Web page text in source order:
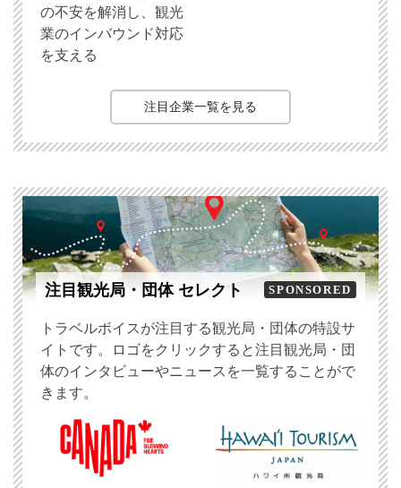
の不安を解消し、観光
業のインバウンド対応
を支える
注目企業一覧を見る
注目観光局・団体 セレクト SPONSORED
トラベルボイスが注目する観光局・団体の特設サ
イトです。ロゴをクリックすると注目観光局・団
体のインタビューやニュースを一覧することがで
きます。